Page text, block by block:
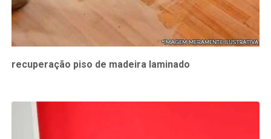
recuperação piso de madeira laminado